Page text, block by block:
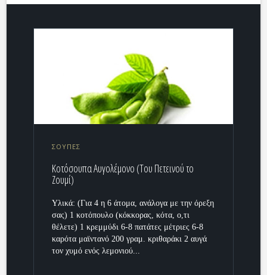
ΣΟΥΠΕΣ
Κοτόσουπα Αυγολέμονο (Του Πετεινού το
Ζουμί)
Υλικά: (Για 4 η 6 άτομα, ανάλογα με την όρεξη
σας) 1 κοτόπουλο (κόκκορας, κότα, ο,τι
θέλετε) 1 κρεμμύδι 6-8 πατάτες μέτριες 6-8
καρότα μαϊντανό 200 γραμ. κριθαράκι 2 αυγά
τον χυμό ενός λεμονιού...